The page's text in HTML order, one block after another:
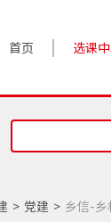
首页 选课
党建 乡信-乡